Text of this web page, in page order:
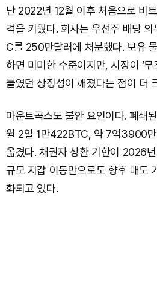
난 2022년 12월 이후 처음으로 비
격을 키웠다. 회사는 우선주 배당
C를 250만달러에 처분했다. 보유
하면 미미한 수준이지만, 시장이 ‘
들였던 상징성이 깨졌다는 점이 더
마운트곡스도 불안 요인이다. 폐쇄
월 2일 1만422BTC, 약 7억3900만
옮겼다. 채권자 상환 기한이 2026
규모 지갑 이동만으로도 향후 매도
화되고 있다.